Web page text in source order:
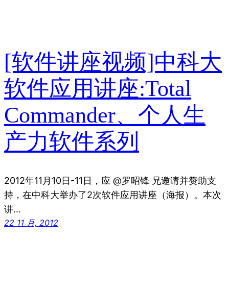
[软件讲座视频]中科大
软件应用讲座:Total
Commander、个人生
产力软件系列
2012年11月10日-11日，应 @罗昭锋 兄邀请并赞助支
持，在中科大举办了2次软件应用讲座（海报）。本次
讲…
22 11 月, 2012